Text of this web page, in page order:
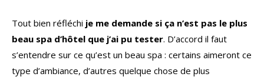
Tout bien réfléchi je me demande si ça n’est pas le plus
beau spa d’hôtel que j’ai pu tester. D’accord il faut
s’entendre sur ce qu’est un beau spa : certains aimeront ce
type d’ambiance, d’autres quelque chose de plus